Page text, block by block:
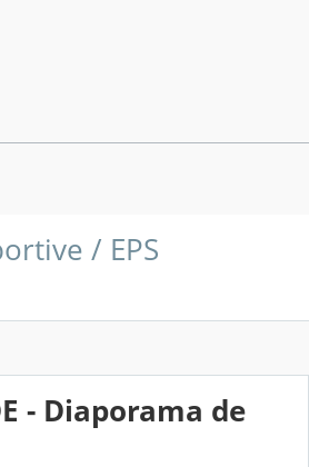
/ EPS
- Diaporama de